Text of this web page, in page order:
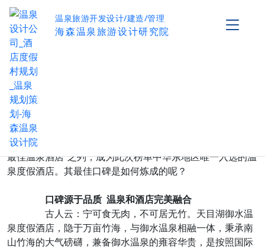
温泉旅游开发设计/建造/管理
海森温泉旅游设计研究院
天目湖御水温泉度假酒店 最佳口碑如何炼成
2014年11月，去哪儿网基于数千万用户真实体验点
评大数据进行的评选结果新鲜出炉。江苏天目湖御水温泉度
假酒店从国内数百家温泉酒店中脱颖而出，荣登十大“2014
最佳温泉酒店”之列，成为此次榜单中华东地区唯一入选的温
泉度假酒店。其最佳口碑是如何炼成的呢？
口碑源于品质 温泉和酒店完美融合
古人云：宁可食无肉，不可居无竹。天目湖御水温
泉度假酒店，隐于万亩竹海，与御水温泉相融一体，秉承南
山竹海的大气磅礴，兼备御水温泉的雍容华贵，是按照国际